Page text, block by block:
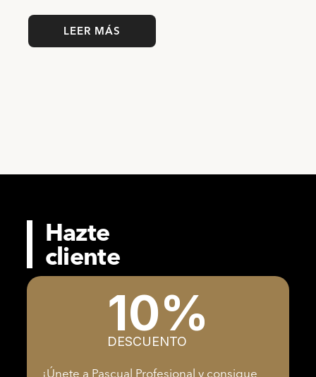
LEER MÁS
Hazte
cliente
10%
DESCUENTO
¡Únete a Pascual Profesional y consigue